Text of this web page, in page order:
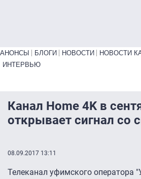
Primary links bottom
АНОНСЫ БЛОГИ НОВОСТИ НОВОСТИ
ИНТЕРВЬЮ
Канал Home 4K в
открывает сигнал со
08.09.2017 13:11
Телеканал уфимского оператора